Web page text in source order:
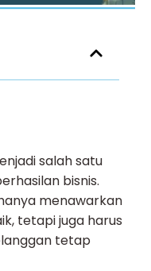
salah satu
bisnis.
menawarkan
tetapi juga harus
tetap